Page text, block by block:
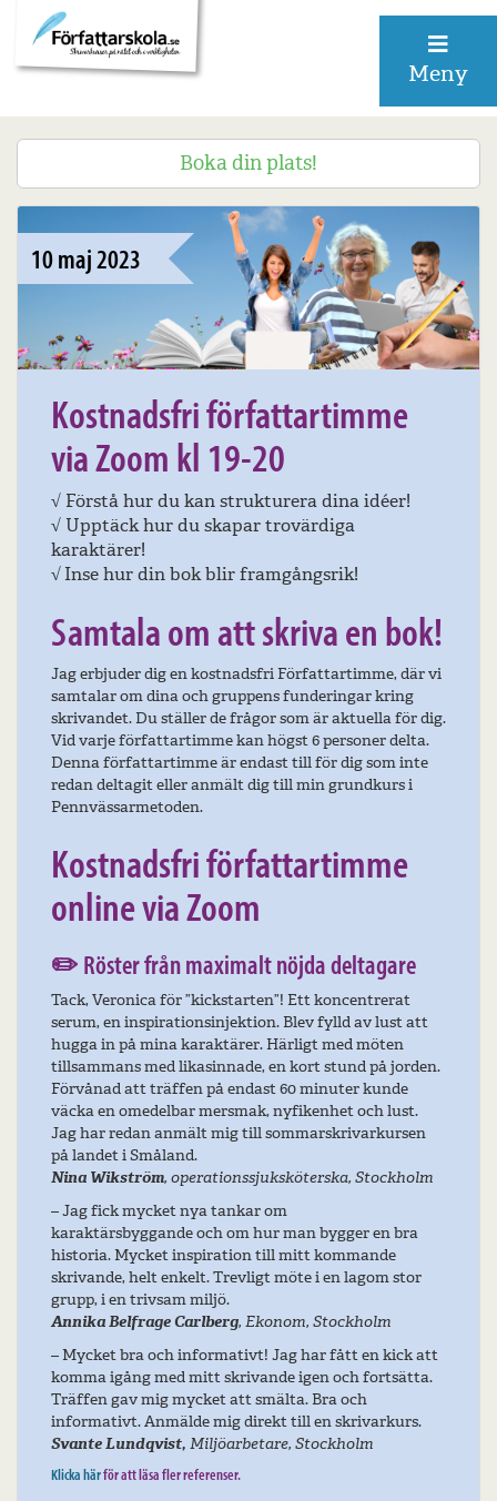
Meny
Boka din plats!
10 maj 2023
Kostnadsfri författartimme
via Zoom kl 19-20
√ Förstå hur du kan strukturera dina idéer!
√Upptäck hur du skapar trovärdiga
karaktärer!
√Inse hur din bok blir framgångsrik!
Samtala om att skriva en bok!
Jag erbjuder dig en kostnadsfri Författartimme, där vi
samtalar om dina och gruppens funderingar kring
skrivandet. Du ställer de frågor som är aktuella för dig.
Vid varje författartimme kan högst 6 personer delta.
Denna författartimme är endast till för dig som inte
redan deltagit eller anmält dig till min grundkurs i
Pennvässarmetoden.
Kostnadsfri författartimme
online via Zoom
✏️ Röster från maximalt nöjda deltagare
Tack, Veronica för ”kickstarten”! Ett koncentrerat
serum, en inspirationsinjektion. Blev fylld av lust att
hugga in på mina karaktärer. Härligt med möten
tillsammans med likasinnade, en kort stund på jorden.
Förvånad att träffen på endast 60 minuter kunde
väcka en omedelbar mersmak, nyfikenhet och lust.
Jag har redan anmält mig till sommarskrivarkursen
på landet i Småland.
Nina Wikström, operationssjuksköterska, Stockholm
– Jag fick mycket nya tankar om
karaktärsbyggande och om hur man bygger en bra
historia. Mycket inspiration till mitt kommande
skrivande, helt enkelt. Trevligt möte i en lagom stor
grupp, i en trivsam miljö.
Annika Belfrage Carlberg, Ekonom, Stockholm
– Mycket bra och informativt! Jag har fått en kick att
komma igång med mitt skrivande igen och fortsätta.
Träffen gav mig mycket att smälta. Bra och
informativt. Anmälde mig direkt till en skrivarkurs.
Svante Lundqvist, Miljöarbetare, Stockholm
Klicka härför att läsa fler referenser.